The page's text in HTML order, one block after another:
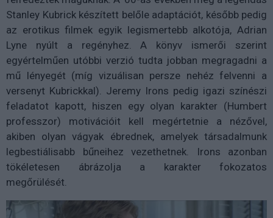
Stanley Kubrick készített belőle adaptációt, később pedig
az erotikus filmek egyik legismertebb alkotója, Adrian
Lyne nyúlt a regényhez. A könyv ismerői szerint
egyértelműen utóbbi verzió tudta jobban megragadni a
mű lényegét (míg vizuálisan persze nehéz felvenni a
versenyt Kubrickkal). Jeremy Irons pedig igazi színészi
feladatot kapott, hiszen egy olyan karakter (Humbert
professzor) motivációit kell megértetnie a nézővel,
akiben olyan vágyak ébrednek, amelyek társadalmunk
legbestiálisabb bűneihez vezethetnek. Irons azonban
tökéletesen ábrázolja a karakter fokozatos
megőrülését.